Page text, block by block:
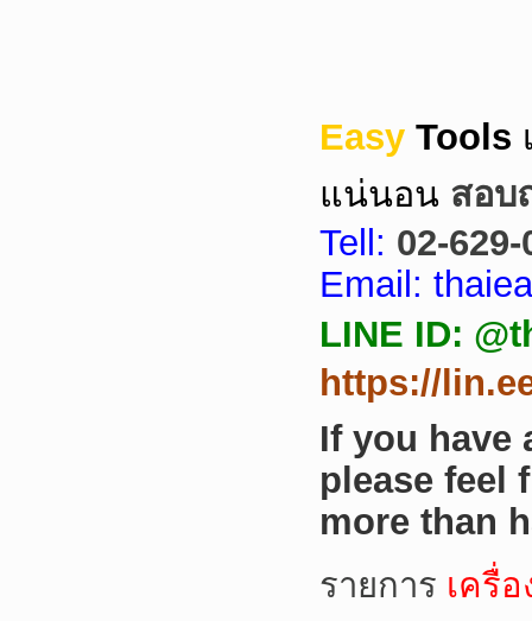
Easy Tools
แน่นอน สอบ
Tell: 02-629-
Email:
LINE ID:
https://
If you have
please feel
more than
รายการ เครื่